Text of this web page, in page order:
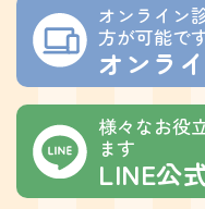
オンライン
方が可能で
オンラ
様々なお役
ます
LINE公